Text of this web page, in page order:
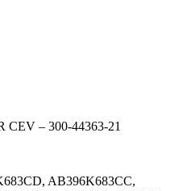
– 300-44363-21
AB396K683CC,